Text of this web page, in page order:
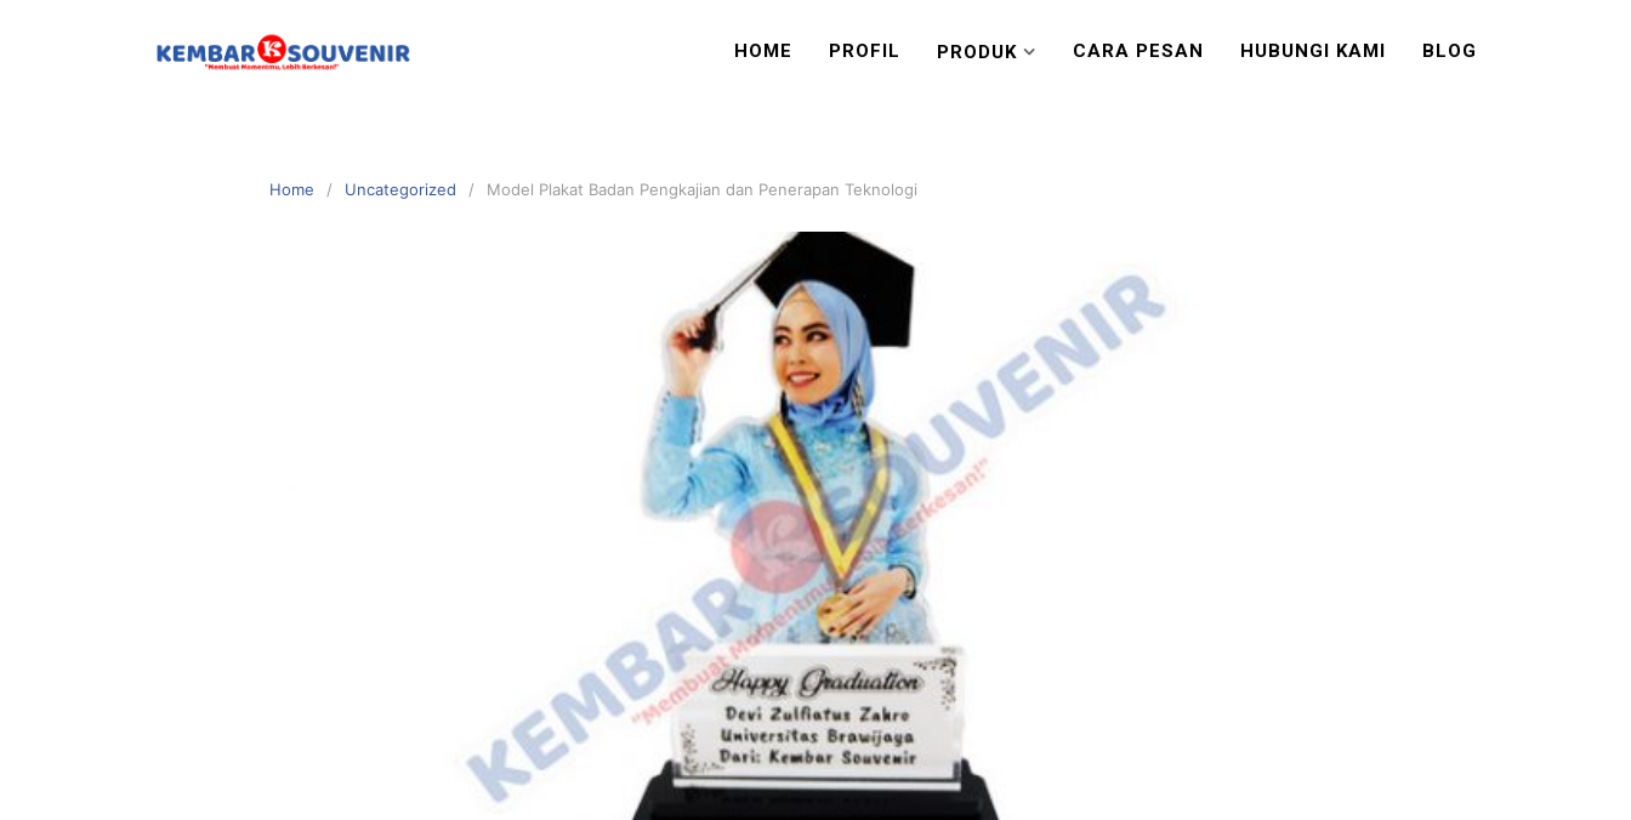
HOME PROFIL PRODUK CARA PESAN HUBUNGI KAMI BLOG
Home Uncategorized Model Plakat Badan Pengkajian dan Penerapan Teknologi